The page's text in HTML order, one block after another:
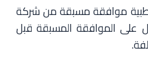
موافقة مسبقة من شركة
على الموافقة المسبقة قبل